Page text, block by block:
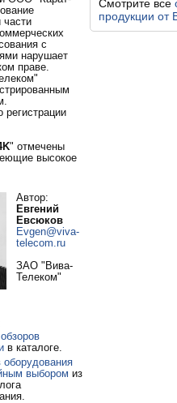
с
нарушает
праве.
регистрации
" отмечены
высокое
Автор:
Евгений
Евсюков
Evgen@viva-
telecom.ru
ЗАО "Вива-
Телеком"
в каталоге.
оборудования
выбором из
Смотрите все
продукции от